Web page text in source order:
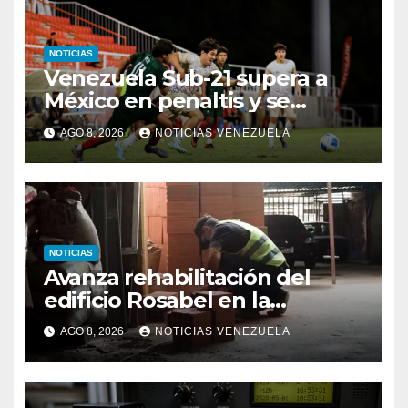
NOTICIAS
Venezuela Sub-21 supera a
México en penaltis y se
adjudica el oro
AGO 8, 2026 NOTICIAS VENEZUELA
NOTICIAS
Avanza rehabilitación del
edificio Rosabel en la
parroquia San José de
Caracas
AGO 8, 2026 NOTICIAS VENEZUELA